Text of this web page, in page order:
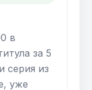
в
за 5
серия из
уже